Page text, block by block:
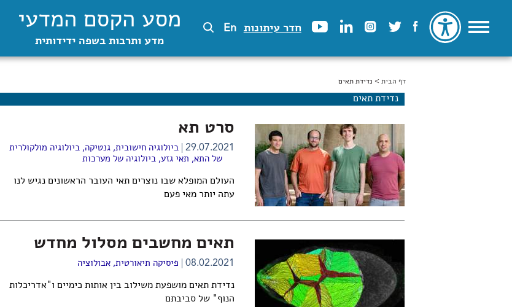
חדר עיתונות En מסע הקסם המדעי
מדע ותרבות בשפה ידידותית
הינך נמצא כאן
דף הבית > נדידת תאים
נדידת תאים
סרט תא
29.07.2021 ביולוגיה חישובית,גנטיקה,ביולוגיה מולקולרית
של התא, תאי גזע,ביולוגיה של מערכות
העולם המופלא שבו נוצרים תאי העובר הראשונים נגיש לנו
עתה יותר מאי פעם
תאים מחשבים מסלול מחדש
08.02.2021 פיסיקה תיאורטית,אבולוציה
נדידת תאים מושפעת משילוב בין אותות כימיים ו"אדריכלות
הנוף" של סביבתם